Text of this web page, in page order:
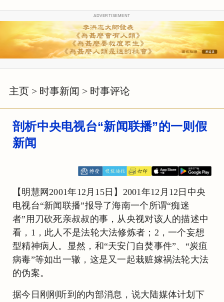
ADVERTISEMENT
主页 > 时事新闻 > 时事评论
剖析中央电视台“新闻联播”的一则假
新闻
【明慧网2001年12月15日】2001年12月12日中央
电视台“新闻联播”报导了海南一个所谓“痴迷
者”用刀砍死亲叔叔的事，从央视对该人的描述中
看，1，此人不是法轮大法修炼者；2，一个妄想
型精神病人。显然，和“天安门自焚事件”、“炭疽
病毒”等如出一辙，这是又一起栽赃嫁祸法轮大法
的伪案。
据今日刚刚听到的内部消息，说大陆媒体计划下